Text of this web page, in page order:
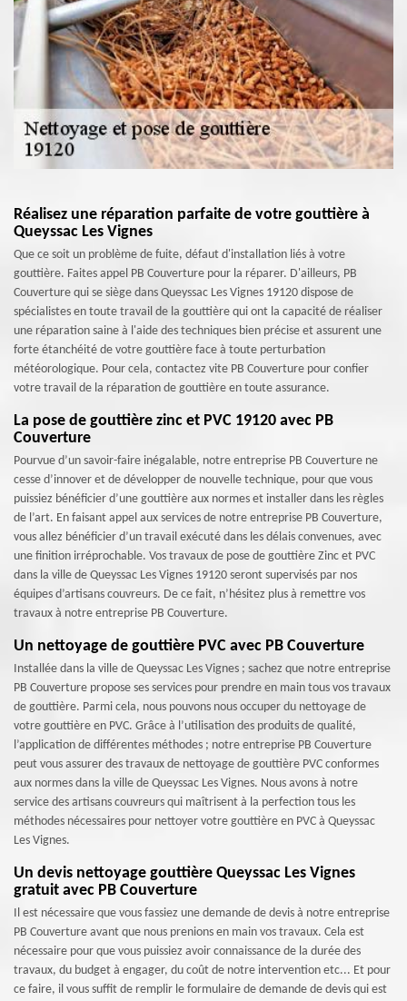
Réalisez une réparation parfaite de votre gouttière à
Queyssac Les Vignes
Que ce soit un problème de fuite, défaut d'installation liés à votre
gouttière. Faites appel PB Couverture pour la réparer. D'ailleurs, PB
Couverture qui se siège dans Queyssac Les Vignes 19120 dispose de
spécialistes en toute travail de la gouttière qui ont la capacité de réaliser
une réparation saine à l'aide des techniques bien précise et assurent une
forte étanchéité de votre gouttière face à toute perturbation
météorologique. Pour cela, contactez vite PB Couverture pour confier
votre travail de la réparation de gouttière en toute assurance.
La pose de gouttière zinc et PVC 19120 avec PB
Couverture
Pourvue d’un savoir-faire inégalable, notre entreprise PB Couverture ne
cesse d’innover et de développer de nouvelle technique, pour que vous
puissiez bénéficier d’une gouttière aux normes et installer dans les règles
de l’art. En faisant appel aux services de notre entreprise PB Couverture,
vous allez bénéficier d’un travail exécuté dans les délais convenues, avec
une finition irréprochable. Vos travaux de pose de gouttière Zinc et PVC
dans la ville de Queyssac Les Vignes 19120 seront supervisés par nos
équipes d’artisans couvreurs. De ce fait, n’hésitez plus à remettre vos
travaux à notre entreprise PB Couverture.
Un nettoyage de gouttière PVC avec PB Couverture
Installée dans la ville de Queyssac Les Vignes ; sachez que notre entreprise
PB Couverture propose ses services pour prendre en main tous vos travaux
de gouttière. Parmi cela, nous pouvons nous occuper du nettoyage de
votre gouttière en PVC. Grâce à l’utilisation des produits de qualité,
l’application de différentes méthodes ; notre entreprise PB Couverture
peut vous assurer des travaux de nettoyage de gouttière PVC conformes
aux normes dans la ville de Queyssac Les Vignes. Nous avons à notre
service des artisans couvreurs qui maîtrisent à la perfection tous les
méthodes nécessaires pour nettoyer votre gouttière en PVC à Queyssac
Les Vignes.
Un devis nettoyage gouttière Queyssac Les Vignes
gratuit avec PB Couverture
Il est nécessaire que vous fassiez une demande de devis à notre entreprise
PB Couverture avant que nous prenions en main vos travaux. Cela est
nécessaire pour que vous puissiez avoir connaissance de la durée des
travaux, du budget à engager, du coût de notre intervention etc... Et pour
ce faire, il vous suffit de remplir le formulaire de demande de devis qui est